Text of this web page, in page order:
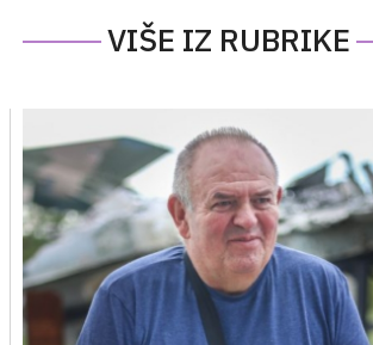
VIŠE IZ RUBRIKE